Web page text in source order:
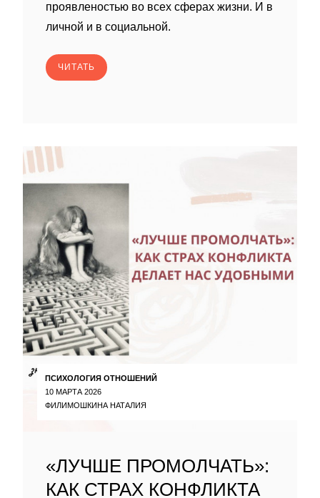
проявленостью во всех сферах жизни. И в
личной и в социальной.
ЧИТАТЬ
ПСИХОЛОГИЯ ОТНОШЕНИЙ
10 МАРТА 2026
ФИЛИМОШКИНА НАТАЛИЯ
«ЛУЧШЕ ПРОМОЛЧАТЬ»:
КАК СТРАХ КОНФЛИКТА